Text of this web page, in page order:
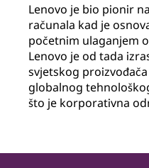
Lenovo je bio pionir
računala kad je
početnim ulaganjem
Lenovo je od tada
svjetskog
globalnog
što je korporativna